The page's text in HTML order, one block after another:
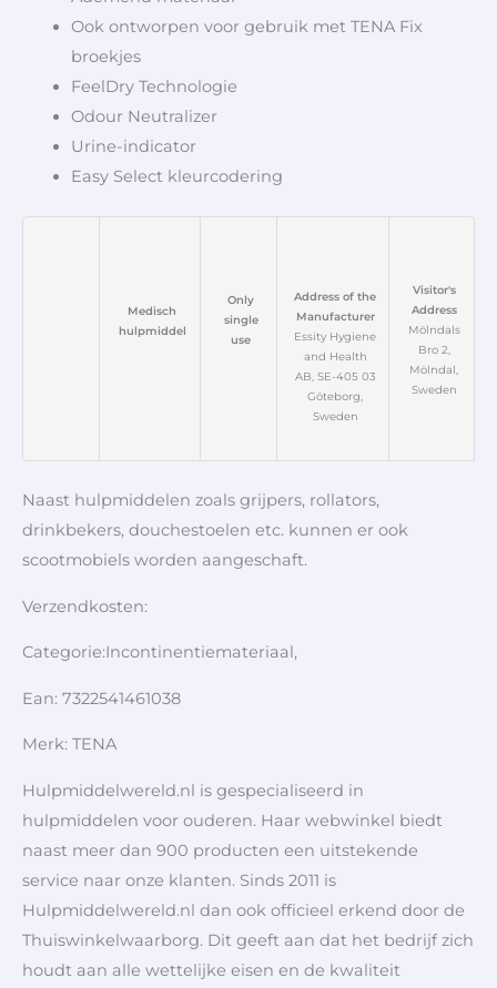
Ook ontworpen voor gebruik met TENA Fix
broekjes
FeelDry Technologie
Odour Neutralizer
Urine-indicator
Easy Select kleurcodering
Medisch
hulpmiddel
Only
single
use
Address of the
Manufacturer
Essity Hygiene
and Health
AB, SE-405 03
Göteborg,
Sweden
Visitor's
Address
Mölndals
Bro 2,
Mölndal,
Sweden
Naast hulpmiddelen zoals grijpers, rollators,
drinkbekers, douchestoelen etc. kunnen er ook
scootmobiels worden aangeschaft.
Verzendkosten:
Categorie:Incontinentiemateriaal,
Ean: 7322541461038
Merk: TENA
Hulpmiddelwereld.nl is gespecialiseerd in
hulpmiddelen voor ouderen. Haar webwinkel biedt
naast meer dan 900 producten een uitstekende
service naar onze klanten. Sinds 2011 is
Hulpmiddelwereld.nl dan ook officieel erkend door de
Thuiswinkelwaarborg. Dit geeft aan dat het bedrijf zich
houdt aan alle wettelijke eisen en de kwaliteit